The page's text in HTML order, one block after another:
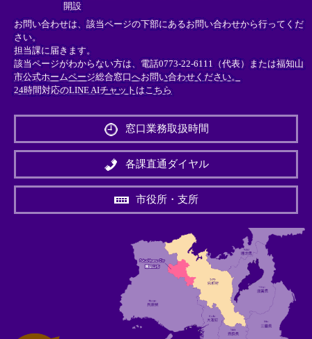
開設
お問い合わせは、該当ページの下部にあるお問い合わせから行ってくだ
さい。
担当課に届きます。
該当ページがわからない方は、電話0773-22-6111（代表）または福知山
市公式ホームページ総合窓口へお問い合わせください。
24時間対応のLINE AIチャットはこちら
外
リ
ン
＞
窓口業務取扱時間
各課直通ダイヤル
市役所・支所